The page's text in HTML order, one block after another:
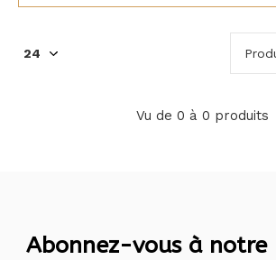
Vu de 0 à 0 produits
Abonnez-vous à